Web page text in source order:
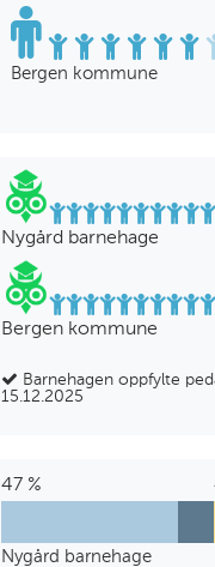
Bergen kommune
Nygård barnehage
Bergen kommune
Barnehagen oppfylte
15.12.2025
47 %
Barnehagelærer
%
Nygård barnehageNygård
47
944
000